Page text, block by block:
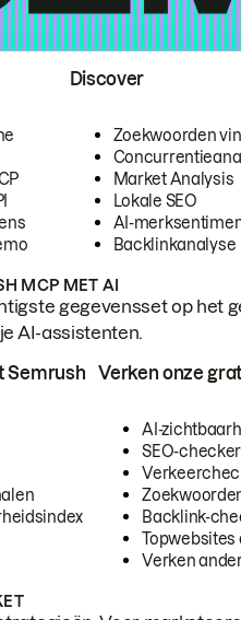
Discover
Zoekwoorden
Market Analysis
Lokale SEO
AI-
Backlinkanalyse
MCP MET AI
gegevensset op het
AI-assistenten.
Semrush Verken onze
AI-
SEO-checker
Backlink-
Topwebsites
Verken